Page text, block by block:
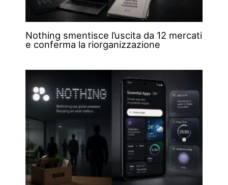
Nothing smentisce l’uscita da 12 mercati
e conferma la riorganizzazione